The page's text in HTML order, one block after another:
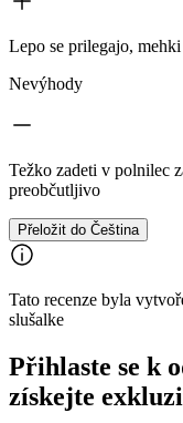
Lepo se prilegajo,
Nevýhody
Težko zadeti v polnilec
preobčutljivo
Přeložit do Čeština
Tato recenze byla
slušalke
Přihlaste se k
získejte